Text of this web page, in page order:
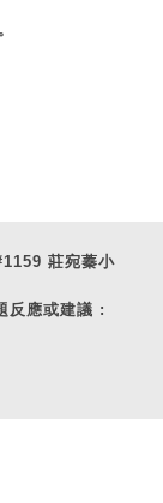
莊宛蓁小
反應或建議 :